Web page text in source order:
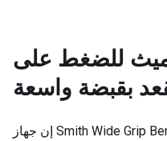
للضغط على
بقبضة واسعة
إن جهاز Smith Wide Grip Bench Press عبارة عن تمرين تدريبي